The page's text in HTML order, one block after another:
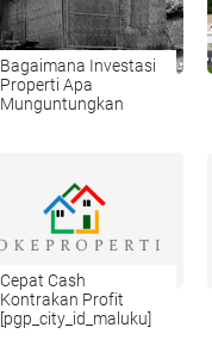
Bagaimana Investasi
Properti Apa
Munguntungkan
Cepat Cash
Kontrakan Profit
[pgp_city_id_maluku]